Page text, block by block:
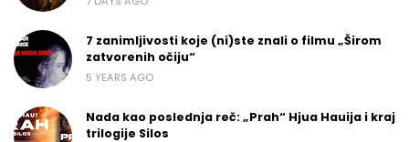
7 zanimljivosti koje (ni)ste znali o filmu „Širom
zatvorenih očiju“
5 YEARS AGO
Nada kao poslednja reč: „Prah“ Hjua Hauija i kraj
trilogije Silos